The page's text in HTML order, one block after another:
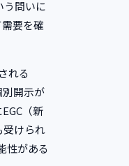
う問いに
要を確
れる
開示が
（新
受けられ
性がある